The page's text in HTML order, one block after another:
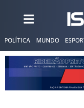
POLÍTICA MUNDO